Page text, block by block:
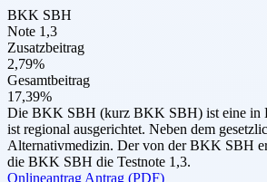
BKK SBH
Note 1,3
Zusatzbeitrag
2,79%
Gesamtbeitrag
17,39%
Die BKK SBH (kurz BKK SBH) ist eine in
ist regional ausgerichtet. Neben dem
Alternativmedizin. Der von der BKK SBH
die BKK SBH die Testnote 1,3.
Onlineantrag Antrag (PDF)